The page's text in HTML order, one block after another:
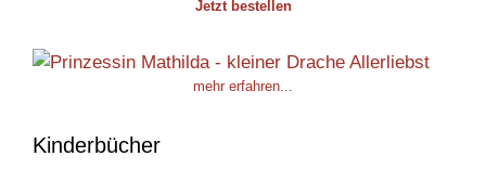
Jetzt bestellen
mehr erfahren...
Kinderbücher